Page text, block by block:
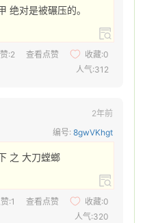
绝对是被碾压的。
:2 查看点赞 收藏:0
人气:312
2年前
编号:8gwVKhgt
之 大刀螳螂
:1 查看点赞 收藏:0
人气:320